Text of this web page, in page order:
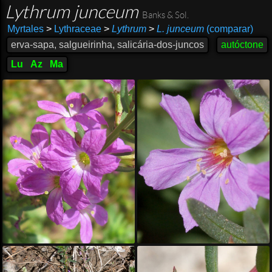
Lythrum junceum Banks & Sol.
Myrtales >Lythraceae > Lythrum > L. junceum(comparar)
erva-sapa, salgueirinha, salicária-dos-juncos
autóctone
Lu
Az Ma